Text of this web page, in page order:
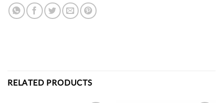
RELATED PRODUCTS